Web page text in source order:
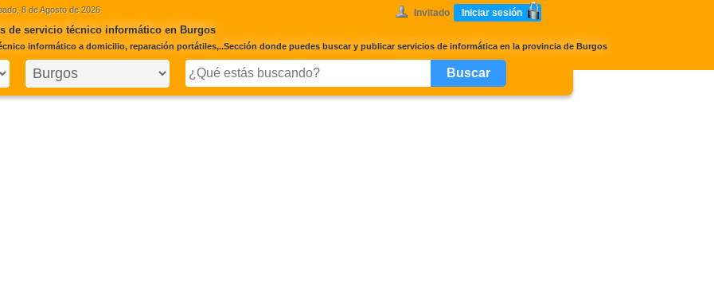
8 de Agosto de 2026 Invitado Iniciar sesión
de servicio técnico informático en Burgos
informático a domicilio, reparación portátiles,..Sección donde puedes buscar y publicar servicios de informática en la provincia de Burgos